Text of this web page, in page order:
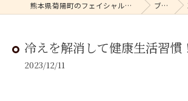
熊本県菊陽町のフェイシャルならmoderation ブログ
冷えを解消して健康生活習慣
2023/12/11